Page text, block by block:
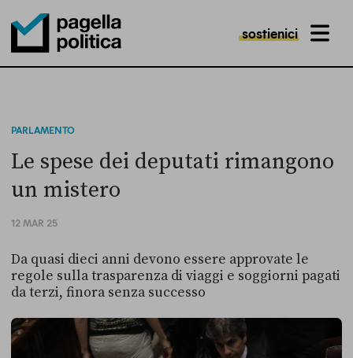
Pagella Politica Logo
sostienici MENU
PARLAMENTO
Le spese dei deputati rimangono
un mistero
12 MAR 25
Da quasi dieci anni devono essere approvate le
regole sulla trasparenza di viaggi e soggiorni pagati
da terzi, finora senza successo